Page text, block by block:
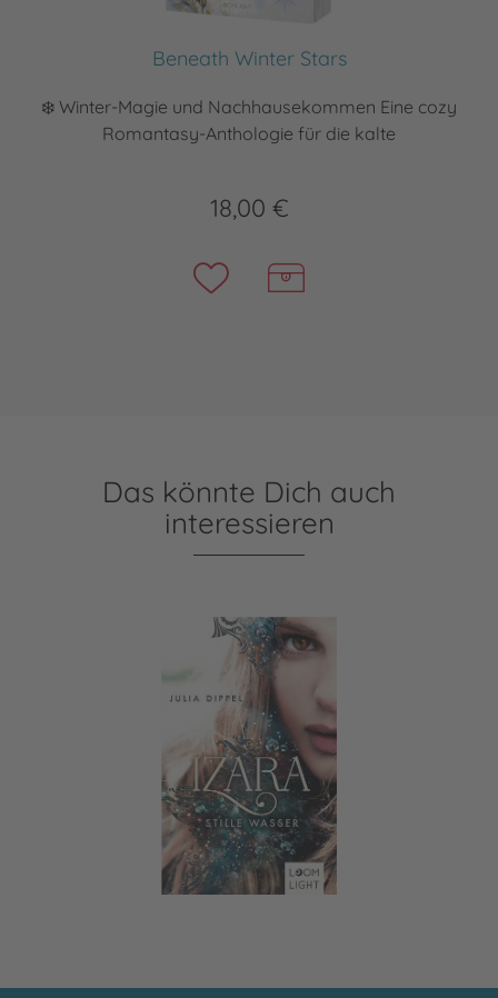
Beneath Winter Stars
❄️ Winter-Magie und Nachhausekommen Eine cozy
Romantasy-Anthologie für die kalte
18,00 €
Das könnte Dich auch
interessieren